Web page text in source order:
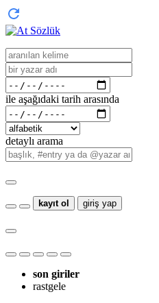
ile aşağıdaki tarih arasında
detaylı arama
kayıt ol giriş yap
son giriler
rastgele